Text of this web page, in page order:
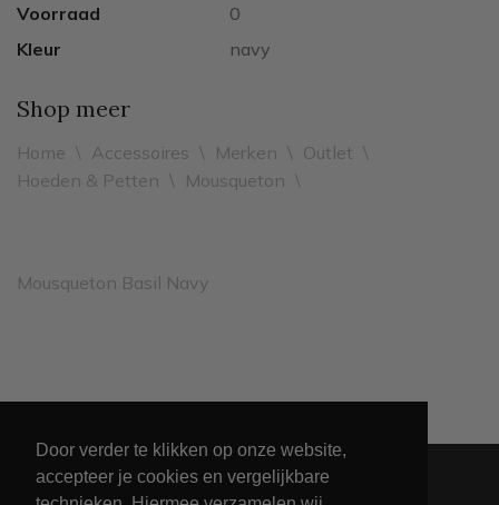
Door verder te klikken op onze website,
accepteer je cookies en vergelijkbare
Voorraad
0
Kleur
navy
Shop meer
Home \ Accessoires \ Merken \ Outlet \
Hoeden & Petten \ Mousqueton \
Mousqueton Basil Navy